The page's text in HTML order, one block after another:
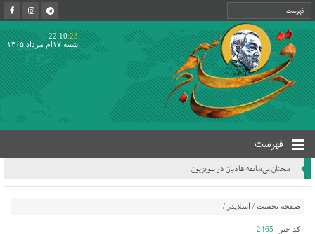
22:10:23
شنبه ۱۷ام مرداد ۱۴۰۵
فهرست
سخنان بی‌سابقه هادیان در تلویزیون
صفحه نخست / اسلایدر /
کد خبر: 2465